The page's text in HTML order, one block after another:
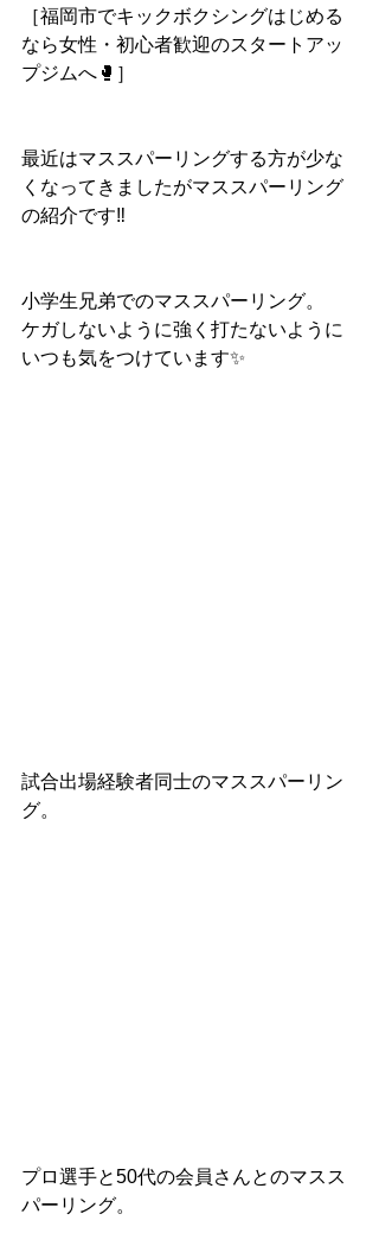
［福岡市でキックボクシングはじめる
なら女性・初心者歓迎のスタートアッ
プジムへ🥊］
最近はマススパーリングする方が少な
くなってきましたがマススパーリング
の紹介です‼️
小学生兄弟でのマススパーリング。
ケガしないように強く打たないように
いつも気をつけています✨
試合出場経験者同士のマススパーリン
グ。
プロ選手と50代の会員さんとのマスス
パーリング。